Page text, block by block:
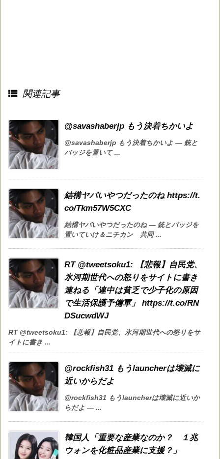
 関連記事
@savashaberjp もう決着ちかいよ
@savashaberjp もう決着ちかいよ — 銃と
バッジを置いて ...
結構ヤバいやつだったのね https://t.
co/Tkm57W5CXC
結構ヤバいやつだったのね — 銃とバッジを
置いていけ＆ニチカン 共同 ...
RT @tweetsoku1: 【悲報】自民党、
氷河期世代への怒りをサイトに書き
連ねる「連中は貧乏で少子化の原因
で生活保護予備軍」 https://t.co/RN
DSucwdWJ
RT @tweetsoku1: 【悲報】自民党、氷河期世代への怒りをサ
イトに書き ...
@rockfish31 もうlauncherは壊滅に
近いからだよ
@rockfish31 もうlauncherは壊滅に近いか
らだよ — ...
韓国人「重要な産業なのか？ １兆
ウォンを化粧品産業に支援？」